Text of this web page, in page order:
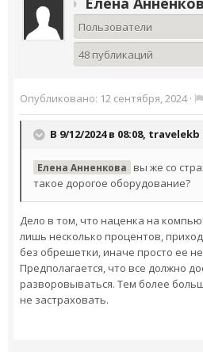
Пользователи
48 публикаций
Опубликовано: 12 сентября, 2024·
В 9/12/2024 в 08:08, travelekb
Елена Анненкова вы же со
такое дорогое оборудование?
Дело в том, что наценка на
лишь несколько процентов,
без обрешетки, иначе просто ее
Предполагается, что все должно
разворовываться. Тем более
не застраховать.